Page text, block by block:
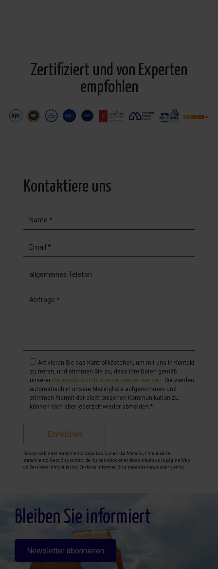
Zertifiziert und von Experten
empfohlen
Kontaktiere uns
Aktivieren Sie das Kontrollkästchen, um mit uns in Kontakt
zu treten, und stimmen Sie zu, dass Ihre Daten gemäß
unserer Datenschutzrichtlinie verwendet werden. Sie werden
automatisch in unsere Mailingliste aufgenommen und
stimmen hiermit der elektronischen Kommunikation zu,
können sich aber jederzeit wieder abmelden.*
Einreichen
Responsable del tratamiento: Casa Las Dunas - La Mata SL, Finalidad del
tratamiento: Gestión y control de los servicios ofrecidos a través de la página Web
de Servicios inmobiliarios, Envío de información a traves de newsletter y otros,
detallada sobre protección de datos
Aquí
Bleiben Sie informiert
Newsletter abonnieren